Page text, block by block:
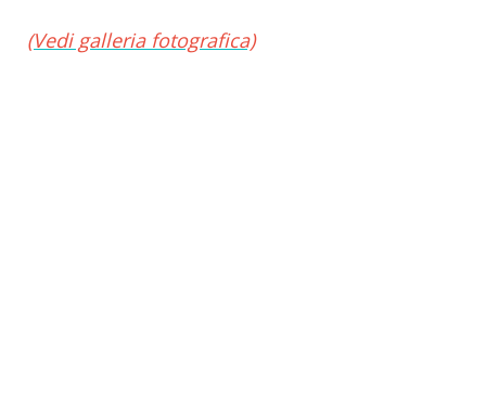
(Vedi galleria fotografica)